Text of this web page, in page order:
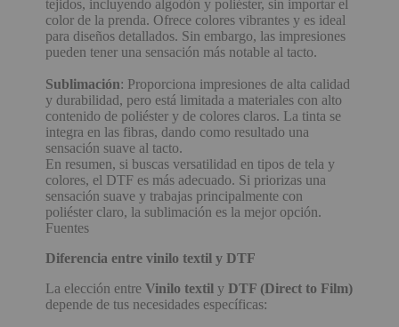
tejidos, incluyendo algodón y poliéster, sin importar el
color de la prenda. Ofrece colores vibrantes y es ideal
para diseños detallados. Sin embargo, las impresiones
pueden tener una sensación más notable al tacto.
Sublimación: Proporciona impresiones de alta calidad
y durabilidad, pero está limitada a materiales con alto
contenido de poliéster y de colores claros. La tinta se
integra en las fibras, dando como resultado una
sensación suave al tacto.
En resumen, si buscas versatilidad en tipos de tela y
colores, el DTF es más adecuado. Si priorizas una
sensación suave y trabajas principalmente con
poliéster claro, la sublimación es la mejor opción.
Fuentes
Diferencia entre vinilo textil y DTF
La elección entreVinilo textil yDTF (Direct to Film)
depende de tus necesidades específicas: